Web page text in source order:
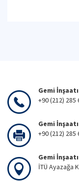
Gemi
+90 (212) 285
Gemi
+90 (212) 285
Gemi
İTÜ Ayazağa